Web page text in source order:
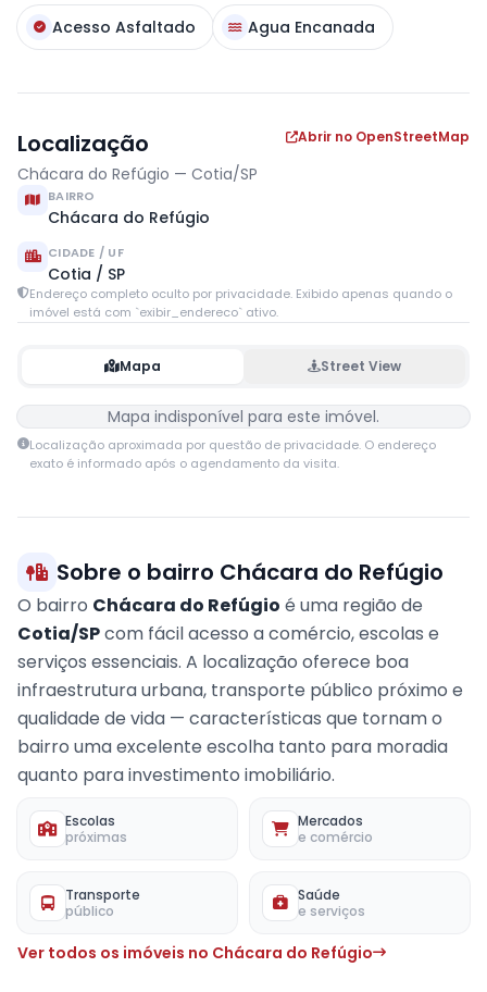
Acesso Asfaltado Agua Encanada
Localização
Chácara do Refúgio — Cotia/SP
Abrir no OpenStreetMap
BAIRRO
Chácara do Refúgio
CIDADE / UF
Cotia / SP
Endereço completo oculto por privacidade. Exibido apenas quando o
imóvel está com `exibir_endereco` ativo.
Mapa Street View
Mapa indisponível para este imóvel.
Localização aproximada por questão de privacidade. O endereço
exato é informado após o agendamento da visita.
Sobre o bairro Chácara do Refúgio
O bairro Chácara do Refúgio é uma região de
Cotia/SPcom fácil acesso a comércio, escolas e
serviços essenciais. A localização oferece boa
infraestrutura urbana, transporte público próximo e
qualidade de vida — características que tornam o
bairro uma excelente escolha tanto para moradia
quanto para investimento imobiliário.
Escolas
próximas
Mercados
e comércio
Transporte
público
Saúde
e serviços
Ver todos os imóveis no Chácara do Refúgio